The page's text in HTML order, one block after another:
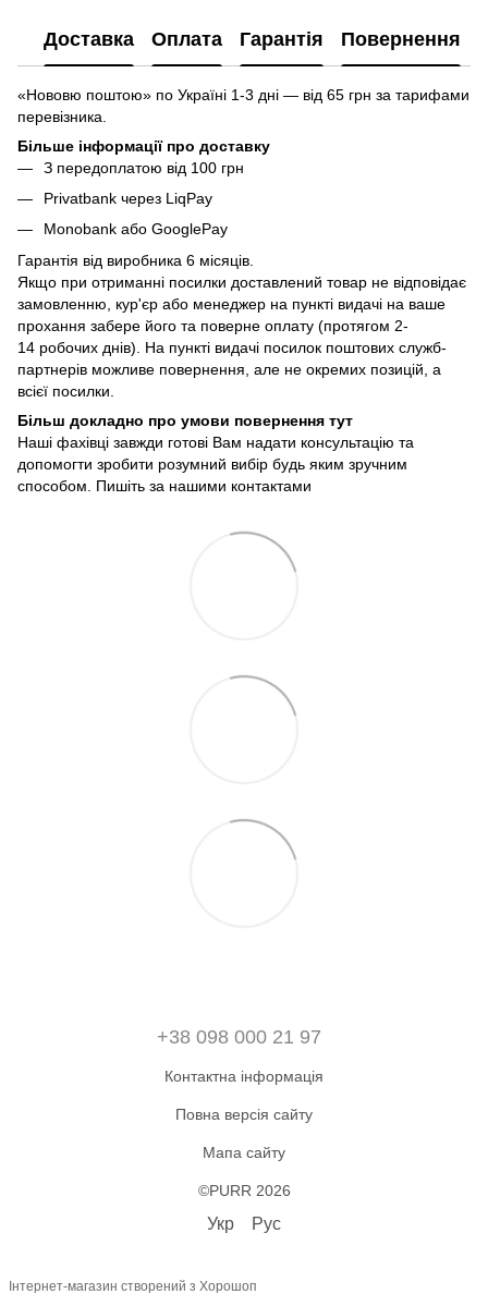
Доставка Оплата Гарантія Повернення
«Нововю поштою» по Україні 1-3 дні — від 65 грн за тарифами
перевізника.
Більше інформації про доставку
З передоплатою від 100 грн
Privatbank через LiqPay
Monobank або GooglePay
Гарантія від виробника 6 місяців.
Якщо при отриманні посилки доставлений товар не відповідає
замовленню, кур'єр або менеджер на пункті видачі на ваше
прохання забере його та поверне оплату (протягом 2-
14 робочих днів). На пункті видачі посилок поштових служб-
партнерів можливе повернення, але не окремих позицій, а
всієї посилки.
Більш докладно про умови повернення тут
Наші фахівці завжди готові Вам надати консультацію та
допомогти зробити розумний вибір будь яким зручним
способом. Пишіть за нашими контактами
+38 098 000 21 97
Контактна інформація
Повна версія сайту
Мапа сайту
©PURR 2026
Укр Рус
Інтернет-магазин створений з Хорошоп